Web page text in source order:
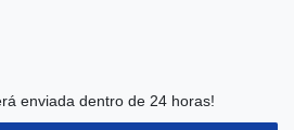
enviada dentro de 24 horas!